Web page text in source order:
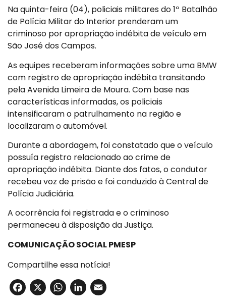
Na quinta-feira (04), policiais militares do 1º Batalhão
de Polícia Militar do Interior prenderam um
criminoso por apropriação indébita de veículo em
São José dos Campos.
As equipes receberam informações sobre uma BMW
com registro de apropriação indébita transitando
pela Avenida Limeira de Moura. Com base nas
características informadas, os policiais
intensificaram o patrulhamento na região e
localizaram o automóvel.
Durante a abordagem, foi constatado que o veículo
possuía registro relacionado ao crime de
apropriação indébita. Diante dos fatos, o condutor
recebeu voz de prisão e foi conduzido à Central de
Polícia Judiciária.
A ocorrência foi registrada e o criminoso
permaneceu à disposição da Justiça.
COMUNICAÇÃO SOCIAL PMESP
Compartilhe essa notícia!
Facebook
X WhatsApp
LinkedIn